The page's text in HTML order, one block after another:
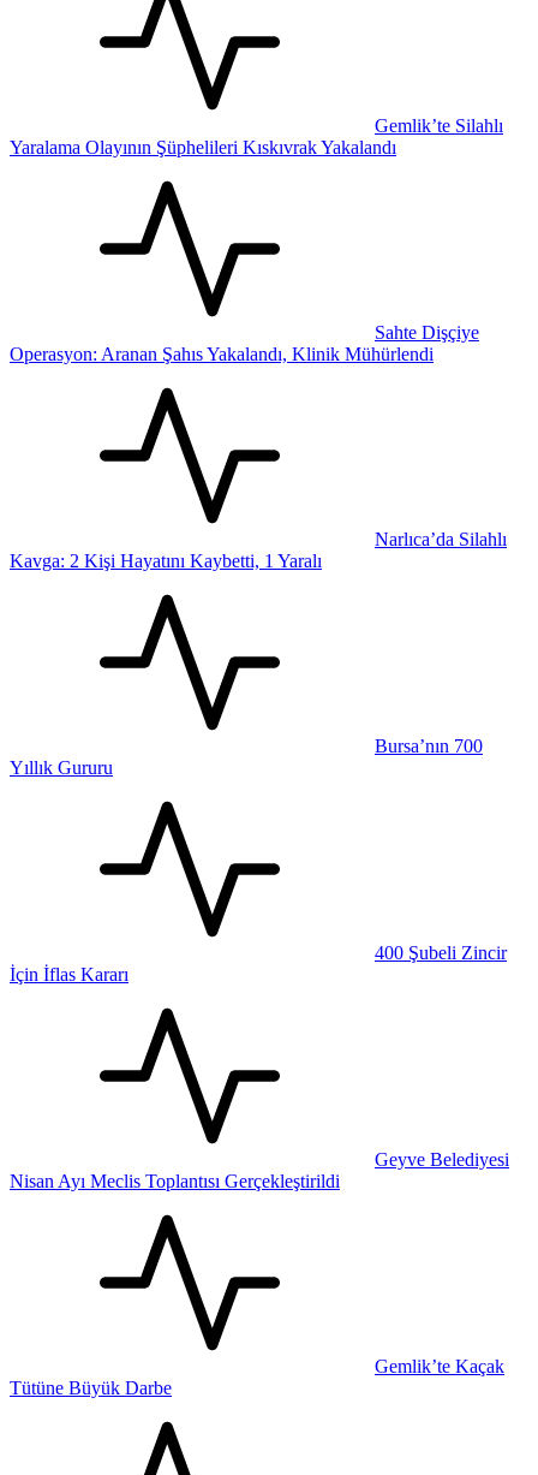
Gemlik’te Silahlı
Yaralama Olayının Şüphelileri Kıskıvrak Yakalandı
Sahte Dişçiye
Operasyon: Aranan Şahıs Yakalandı, Klinik Mühürlendi
Narlıca’da Silahlı
Kavga: 2 Kişi Hayatını Kaybetti, 1 Yaralı
Bursa’nın 700
Yıllık Gururu
400 Şubeli Zincir
İçin İflas Kararı
Geyve Belediyesi
Nisan Ayı Meclis Toplantısı Gerçekleştirildi
Gemlik’te Kaçak
Tütüne Büyük Darbe